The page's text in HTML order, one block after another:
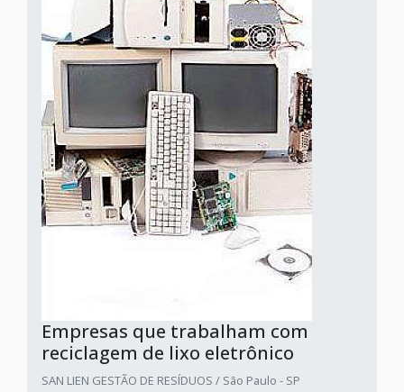
Empresas que trabalham com
reciclagem de lixo eletrônico
SAN LIEN GESTÃO DE RESÍDUOS / São Paulo - SP